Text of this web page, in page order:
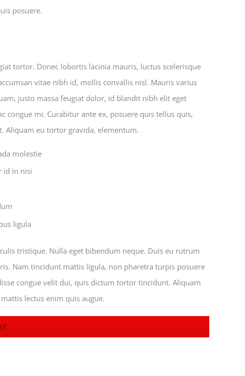
posuere.
tortor. Donec lobortis lacinia mauris, luctus scelerisque
vitae nibh id, mollis convallis nisl. Mauris varius
justo massa feugiat dolor, id blandit nibh elit eget
congue mi. Curabitur ante ex, posuere quis tellus quis,
Aliquam eu tortor gravida, elementum.
molestie
id in nisi
ligula
tristique. Nulla eget bibendum neque. Duis eu rutrum
Nam tincidunt mattis ligula, non pharetra turpis posuere
congue velit dui, quis dictum tortor tincidunt. Aliquam
lectus enim quis augue.